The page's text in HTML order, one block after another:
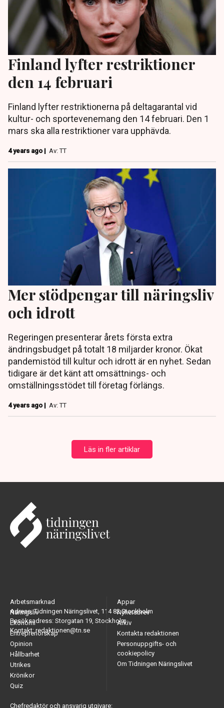
Finland lyfter restriktioner
den 14 februari
Finland lyfter restriktionerna på deltagarantal vid
kultur- och sportevenemang den 14 februari. Den 1
mars ska alla restriktioner vara upphävda.
4 years ago | Av: TT
Mer stödpengar till näringsliv
och idrott
Regeringen presenterar årets första extra
ändringsbudget på totalt 18 miljarder kronor. Ökat
pandemistöd till kultur och idrott är en nyhet. Sedan
tidigare är det känt att omsättnings- och
omställningsstödet till företag förlängs.
4 years ago | Av: TT
Läs in fler artiklar
Adress: Tidningen Näringslivet, 114 82 Stockholm
Besöksadress: Storgatan 19, Stockholm
Kontakt: redaktionen@tn.se
Arbetsmarknad
Näringsliv
Ekonomi
Entreprenörskap
Opinion
Hållbarhet
Utrikes
Krönikor
Quiz
Appar
Nyhetsbrev
Arkiv
Kontakta redaktionen
Personuppgifts- och
cookiepolicy
Om Tidningen Näringslivet
Chefredaktör och ansvarig utgivare: